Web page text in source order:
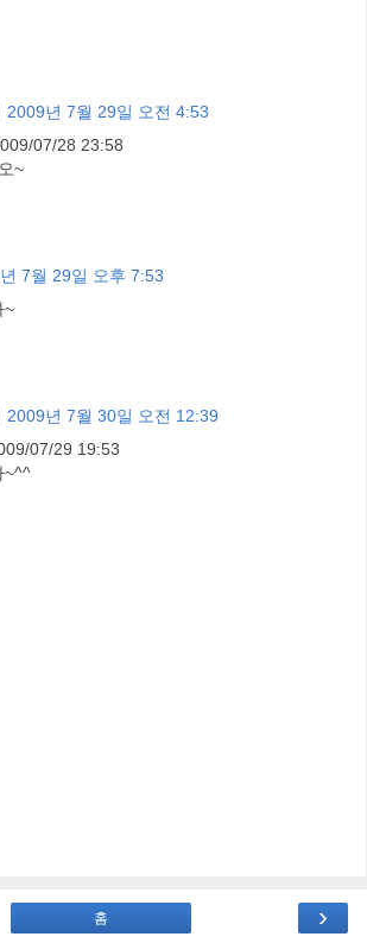
2009년 7월 29일 오전 4:53
07/28 23:58
~
7월 29일 오후 7:53
~
2009년 7월 30일 오전 12:39
07/29 19:53
~^^
›
홈